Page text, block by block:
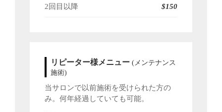
2回目以降 $150
リピーター様メニュー (メンテナンス
施術)
当サロンで以前施術を受けられた方の
み。何年経過していても可能。